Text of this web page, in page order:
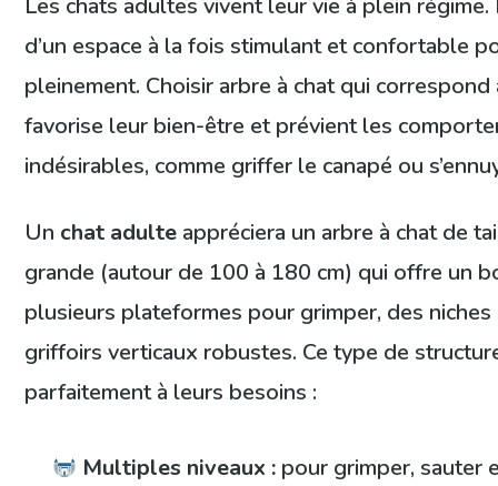
Les chats adultes vivent leur vie à plein
d’un espace à la fois stimulant et confortable
pleinement. Choisir arbre à chat qui
favorise leur bien-être et prévient les
indésirables, comme griffer le canapé ou
Un chat adulte appréciera un arbre à chat de
grande (autour de 100 à 180 cm) qui offre un
plusieurs plateformes pour grimper, des niches
griffoirs verticaux robustes. Ce type de
parfaitement à leurs besoins :
Multiples niveaux : pour grimper, sauter